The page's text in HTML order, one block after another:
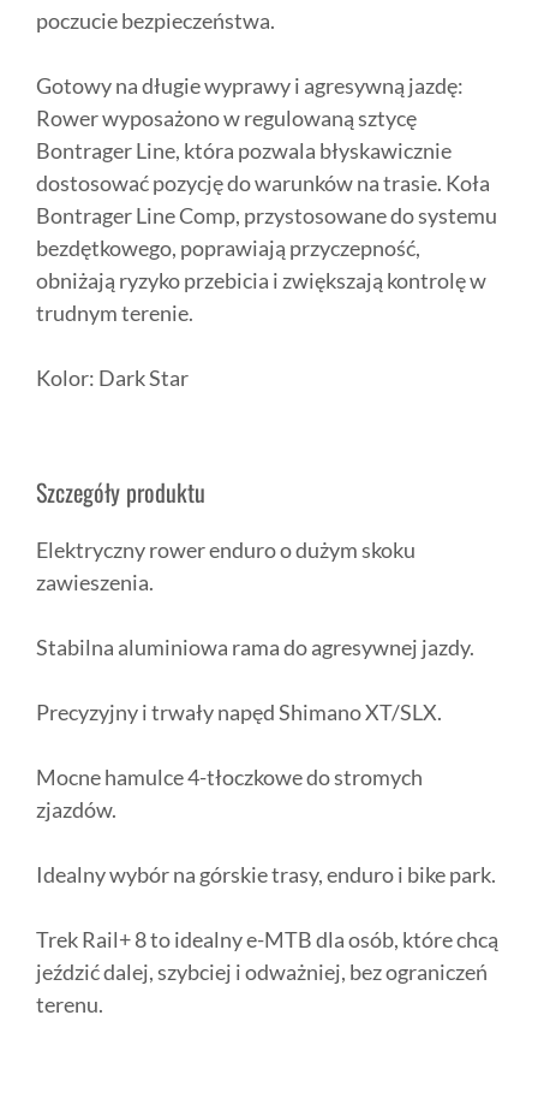
poczucie bezpieczeństwa.
Gotowy na długie wyprawy i agresywną jazdę:
Rower wyposażono w regulowaną sztycę
Bontrager Line, która pozwala błyskawicznie
dostosować pozycję do warunków na trasie. Koła
Bontrager Line Comp, przystosowane do systemu
bezdętkowego, poprawiają przyczepność,
obniżają ryzyko przebicia i zwiększają kontrolę w
trudnym terenie.
Kolor: Dark Star
Szczegóły produktu
Elektryczny rower enduro o dużym skoku
zawieszenia.
Stabilna aluminiowa rama do agresywnej jazdy.
Precyzyjny i trwały napęd Shimano XT/SLX.
Mocne hamulce 4-tłoczkowe do stromych
zjazdów.
Idealny wybór na górskie trasy, enduro i bike park.
Trek Rail+ 8 to idealny e-MTB dla osób, które chcą
jeździć dalej, szybciej i odważniej, bez ograniczeń
terenu.